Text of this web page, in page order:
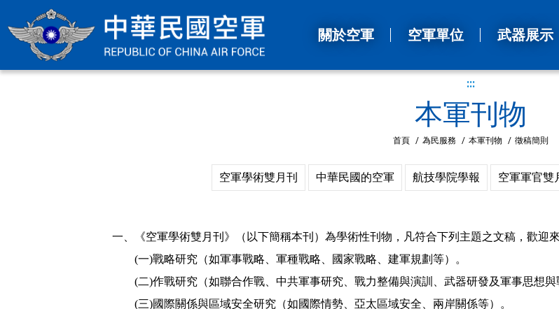
關於空軍 空軍單位 武器展示
:::
本軍刊物
首頁 / 為民服務 / 本軍刊物 / 徵稿簡則
空軍學術雙月刊 中華民國的空軍 航技學院學報 空軍軍官雙
一、《空軍學術雙月刊》（以下簡稱本刊）為學術性刊物，凡符合下列主題之文稿，歡迎來
(一)戰略研究（如軍事戰略、軍種戰略、國家戰略、建軍規劃等）。
(二)作戰研究（如聯合作戰、中共軍事研究、戰力整備與演訓、武器研發及軍事思想與
(三)國際關係與區域安全研究（如國際情勢、亞太區域安全、兩岸關係等）。